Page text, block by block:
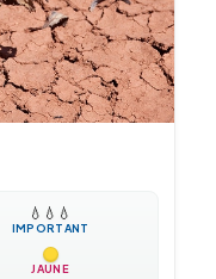
💧 💧 💧
IMPORTANT
JAUNE